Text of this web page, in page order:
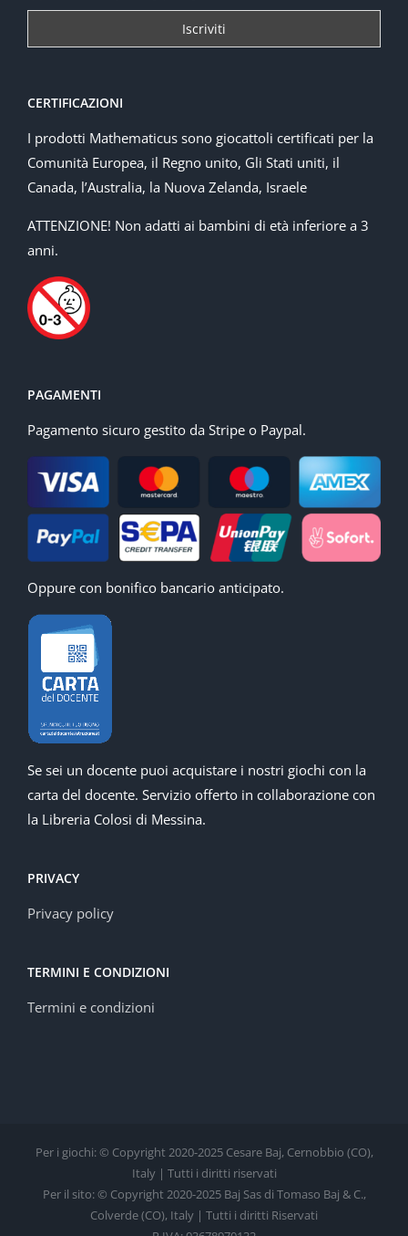
CERTIFICAZIONI
I prodotti Mathematicus sono giocattoli certificati per la
Comunità Europea, il Regno unito, Gli Stati uniti, il
Canada, l’Australia, la Nuova Zelanda, Israele
ATTENZIONE! Non adatti ai bambini di età inferiore a 3
anni.
PAGAMENTI
Pagamento sicuro gestito da Stripe o Paypal.
Oppure con bonifico bancario anticipato.
Se sei un docente puoi acquistare i nostri giochi con la
carta del docente. Servizio offerto in collaborazione con
la Libreria Colosi di Messina.
PRIVACY
Privacy policy
TERMINI E CONDIZIONI
Termini e condizioni
Per i giochi: © Copyright 2020-2025 Cesare Baj, Cernobbio (CO),
Italy | Tutti i diritti riservati
Per il sito: © Copyright 2020-2025 Baj Sas di Tomaso Baj & C.,
Colverde (CO), Italy | Tutti i diritti Riservati